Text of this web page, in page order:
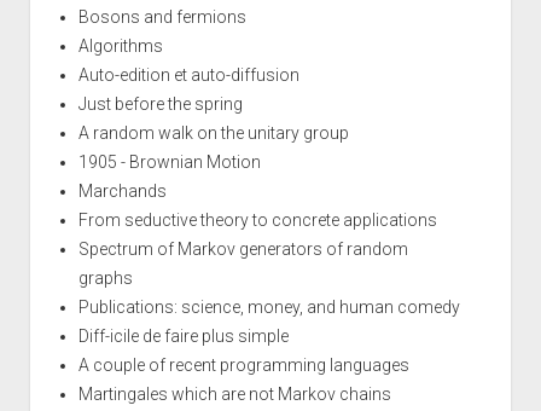
Bosons and fermions
Algorithms
Auto-edition et auto-diffusion
Just before the spring
A random walk on the unitary group
1905 - Brownian Motion
Marchands
From seductive theory to concrete applications
Spectrum of Markov generators of random
graphs
Publications: science, money, and human comedy
Diff-icile de faire plus simple
A couple of recent programming languages
Martingales which are not Markov chains